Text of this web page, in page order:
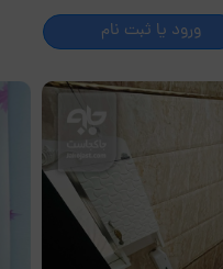
ورود یا ثبت نام